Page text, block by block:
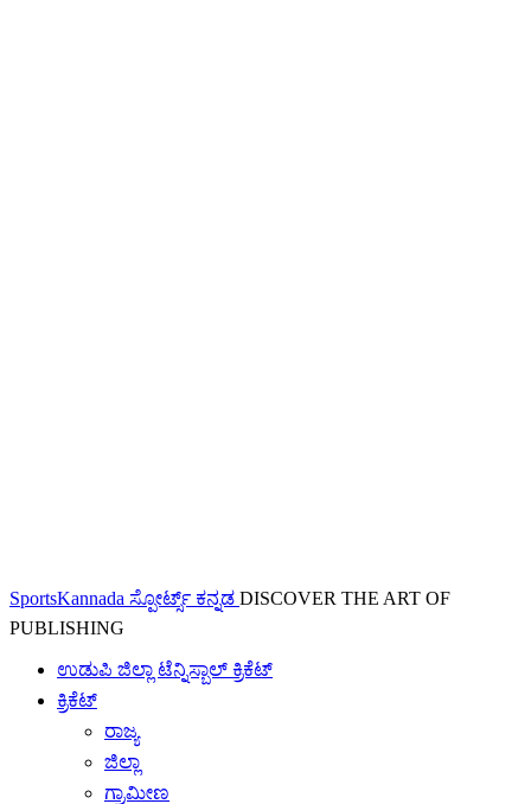
SportsKannada ಸ್ಪೋರ್ಟ್ಸ್ ಕನ್ನಡ DISCOVER THE ART OF
PUBLISHING
ಉಡುಪಿ ಜಿಲ್ಲಾ ಟೆನ್ನಿಸ್ಬಾಲ್ ಕ್ರಿಕೆಟ್
ಕ್ರಿಕೆಟ್
ರಾಜ್ಯ
ಜಿಲ್ಲಾ
ಗ್ರಾಮೀಣ